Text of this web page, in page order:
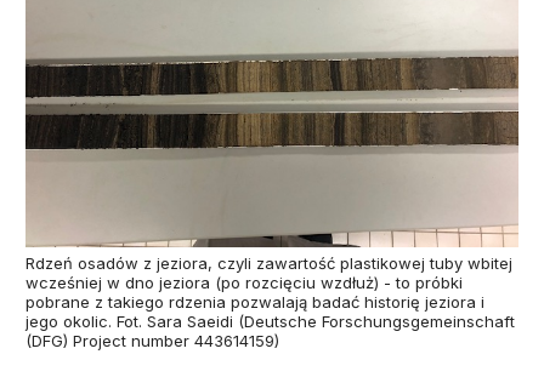
Rdzeń osadów z jeziora, czyli zawartość plastikowej tuby wbitej
wcześniej w dno jeziora (po rozcięciu wzdłuż) - to próbki
pobrane z takiego rdzenia pozwalają badać historię jeziora i
jego okolic. Fot. Sara Saeidi (Deutsche Forschungsgemeinschaft
(DFG) Project number 443614159)